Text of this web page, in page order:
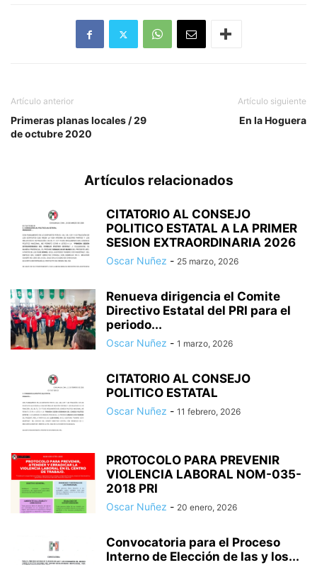
Artículo anterior
Primeras planas locales / 29
de octubre 2020
Artículo siguiente
En la Hoguera
Artículos relacionados
CITATORIO AL CONSEJO
POLITICO ESTATAL A LA PRIMER
SESION EXTRAORDINARIA 2026
Oscar Nuñez - 25 marzo, 2026
Renueva dirigencia el Comite
Directivo Estatal del PRI para el
periodo...
Oscar Nuñez - 1 marzo, 2026
CITATORIO AL CONSEJO
POLITICO ESTATAL
Oscar Nuñez - 11 febrero, 2026
PROTOCOLO PARA PREVENIR
VIOLENCIA LABORAL NOM-035-
2018 PRI
Oscar Nuñez - 20 enero, 2026
Convocatoria para el Proceso
Interno de Elección de las y los...